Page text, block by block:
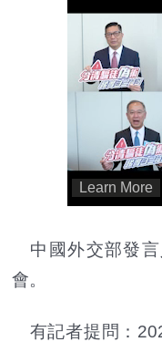
中國外交部發言
會。
有記者提問：